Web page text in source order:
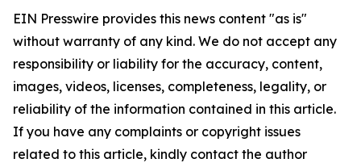
EIN Presswire provides this news content "as is"
without warranty of any kind. We do not accept any
responsibility or liability for the accuracy, content,
images, videos, licenses, completeness, legality, or
reliability of the information contained in this article.
If you have any complaints or copyright issues
related to this article, kindly contact the author